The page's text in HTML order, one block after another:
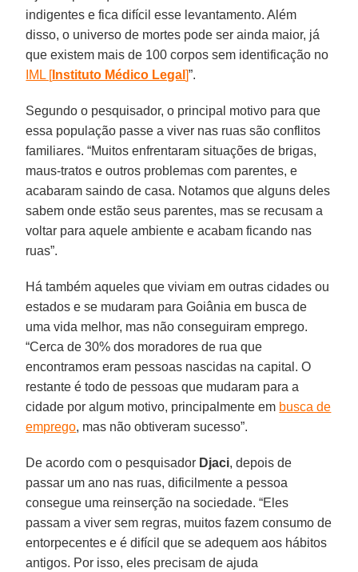
indigentes e fica difícil esse levantamento. Além
disso, o universo de mortes pode ser ainda maior, já
que existem mais de 100 corpos sem identificação no
IML [Instituto Médico Legal]”.
Segundo o pesquisador, o principal motivo para que
essa população passe a viver nas ruas são conflitos
familiares. “Muitos enfrentaram situações de brigas,
maus-tratos e outros problemas com parentes, e
acabaram saindo de casa. Notamos que alguns deles
sabem onde estão seus parentes, mas se recusam a
voltar para aquele ambiente e acabam ficando nas
ruas”.
Há também aqueles que viviam em outras cidades ou
estados e se mudaram para Goiânia em busca de
uma vida melhor, mas não conseguiram emprego.
“Cerca de 30% dos moradores de rua que
encontramos eram pessoas nascidas na capital. O
restante é todo de pessoas que mudaram para a
cidade por algum motivo, principalmente em busca de
emprego, mas não obtiveram sucesso”.
De acordo com o pesquisador Djaci, depois de
passar um ano nas ruas, dificilmente a pessoa
consegue uma reinserção na sociedade. “Eles
passam a viver sem regras, muitos fazem consumo de
entorpecentes e é difícil que se adequem aos hábitos
antigos. Por isso, eles precisam de ajuda